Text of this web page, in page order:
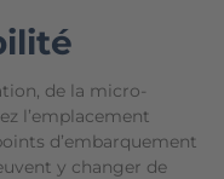
de la micro-
l’emplacement
d’embarquement
y changer de